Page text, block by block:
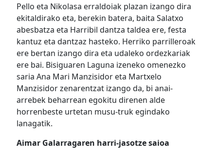
Pello eta Nikolasa erraldoiak plazan izango dira
ekitaldirako eta, berekin batera, baita Salatxo
abesbatza eta Harribil dantza taldea ere, festa
kantuz eta dantzaz hasteko. Herriko parrilleroak
ere bertan izango dira eta udaleko ordezkariak
ere bai. Bisiguaren Laguna izeneko omenezko
saria Ana Mari Manzisidor eta Martxelo
Manzisidor zenarentzat izango da, bi anai-
arrebek beharrean egokitu direnen alde
horrenbeste urtetan musu-truk egindako
lanagatik.
Aimar Galarragaren harri-jasotze saioa